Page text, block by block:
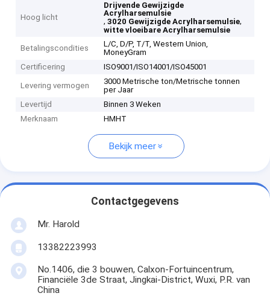
Hoog licht
Drijvende Gewijzigde
Acrylharsemulsie
,3020 Gewijzigde Acrylharsemulsie,
witte vloeibare Acrylharsemulsie
Betalingscondities
L/C, D/P, T/T, Western Union,
MoneyGram
Certificering
ISO9001/ISO14001/ISO45001
Levering vermogen
3000 Metrische ton/Metrische tonnen
per Jaar
Levertijd
Binnen 3 Weken
Merknaam
HMHT
Bekijk meer
Contactgegevens
Mr. Harold
13382223993
No.1406, die 3 bouwen, Calxon-Fortuincentrum,
Financiële 3de Straat, Jingkai-District, Wuxi, P.R. van
China